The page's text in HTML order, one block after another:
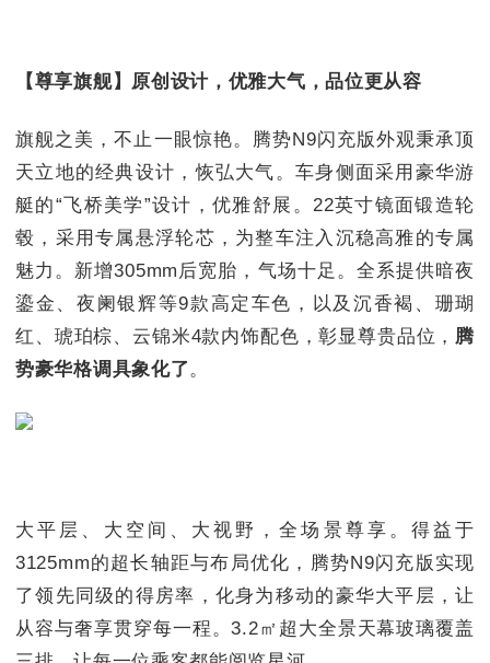
【尊享旗舰】原创设计，优雅大气，品位更从容
旗舰之美，不止一眼惊艳。腾势N9闪充版外观秉承顶
天立地的经典设计，恢弘大气。车身侧面采用豪华游
艇的“飞桥美学”设计，优雅舒展。22英寸镜面锻造轮
毂，采用专属悬浮轮芯，为整车注入沉稳高雅的专属
魅力。新增305mm后宽胎，气场十足。全系提供暗夜
鎏金、夜阑银辉等9款高定车色，以及沉香褐、珊瑚
红、琥珀棕、云锦米4款内饰配色，彰显尊贵品位， 腾
势豪华格调具象化了。
大平层、大空间、大视野，全场景尊享。得益于
3125mm的超长轴距与布局优化，腾势N9闪充版实现
了领先同级的得房率，化身为移动的豪华大平层，让
从容与奢享贯穿每一程。3.2㎡超大全景天幕玻璃覆盖